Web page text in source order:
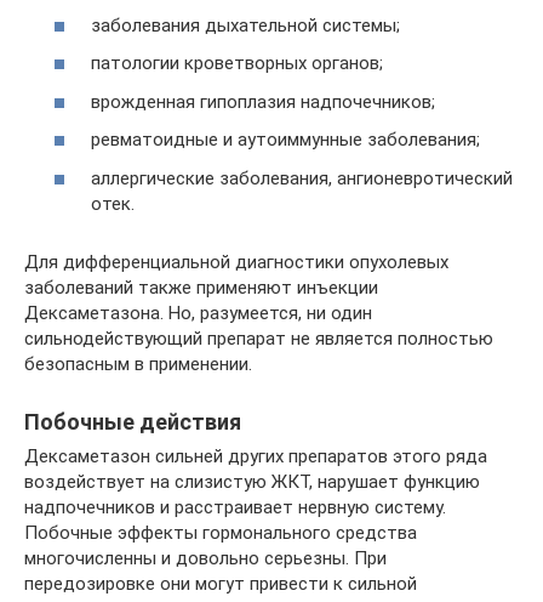
заболевания дыхательной системы;
патологии кроветворных органов;
врожденная гипоплазия надпочечников;
ревматоидные и аутоиммунные заболевания;
аллергические заболевания, ангионевротический
отек.
Для дифференциальной диагностики опухолевых
заболеваний также применяют инъекции
Дексаметазона. Но, разумеется, ни один
сильнодействующий препарат не является полностью
безопасным в применении.
Побочные действия
Дексаметазон сильней других препаратов этого ряда
воздействует на слизистую ЖКТ, нарушает функцию
надпочечников и расстраивает нервную систему.
Побочные эффекты гормонального средства
многочисленны и довольно серьезны. При
передозировке они могут привести к сильной